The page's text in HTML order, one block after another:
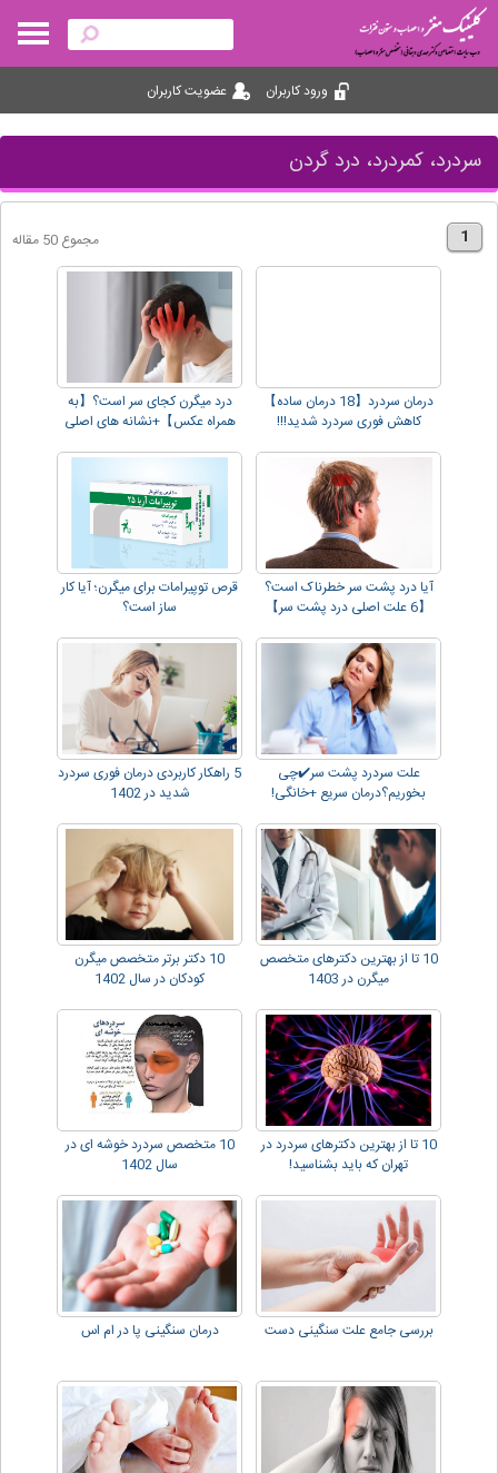
ورود کاربران عضویت کاربران
سردرد، کمردرد، درد گردن
1 مجموع 50 مقاله
درمان سردرد【18 درمان ساده】
کاهش فوری سردرد شدید!!!
درد میگرن کجای سر است؟【به
همراه عکس】+نشانه های اصلی
آیا درد پشت سر خطرناک است؟
【6 علت اصلی درد پشت سر】
قرص توپیرامات برای میگرن؛ آیا کار
ساز است؟
علت سردرد پشت سر✔️چی
بخوریم؟درمان سریع +خانگی!
5 راهکار کاربردی درمان فوری سردرد
شدید در 1402
10 تا از بهترین دکترهای متخصص
میگرن در 1403
10 دکتر برتر متخصص میگرن
کودکان در سال 1402
10 تا از بهترین دکترهای سردرد در
تهران که باید بشناسید!
10 متخصص سردرد خوشه ای در
سال 1402
بررسی جامع علت سنگینی دست درمان سنگینی پا در ام اس